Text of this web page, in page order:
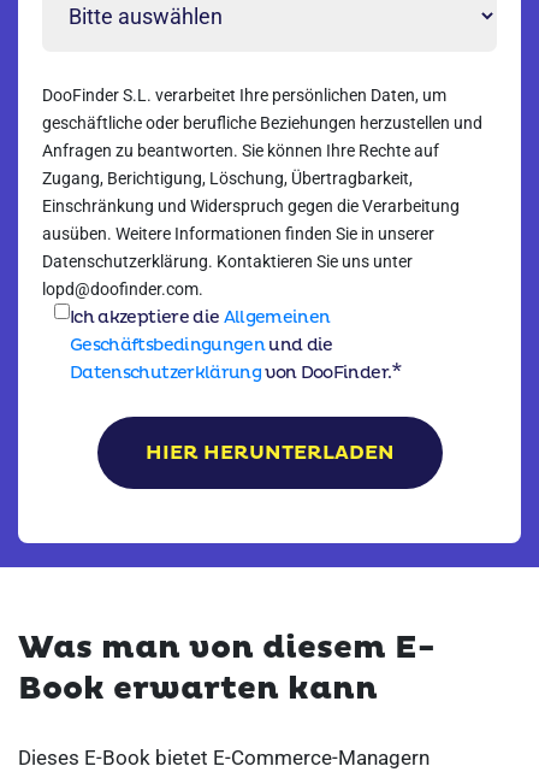
DooFinder S.L. verarbeitet Ihre persönlichen Daten, um
geschäftliche oder berufliche Beziehungen herzustellen und
Anfragen zu beantworten. Sie können Ihre Rechte auf
Zugang, Berichtigung, Löschung, Übertragbarkeit,
Einschränkung und Widerspruch gegen die Verarbeitung
ausüben. Weitere Informationen finden Sie in unserer
Datenschutzerklärung. Kontaktieren Sie uns unter
lopd@doofinder.com.
Ich akzeptiere die Allgemeinen
Geschäftsbedingungenund die
Datenschutzerklärungvon DooFinder.*
Was man von diesem E-
Book erwarten kann
Dieses E-Book bietet E-Commerce-Managern